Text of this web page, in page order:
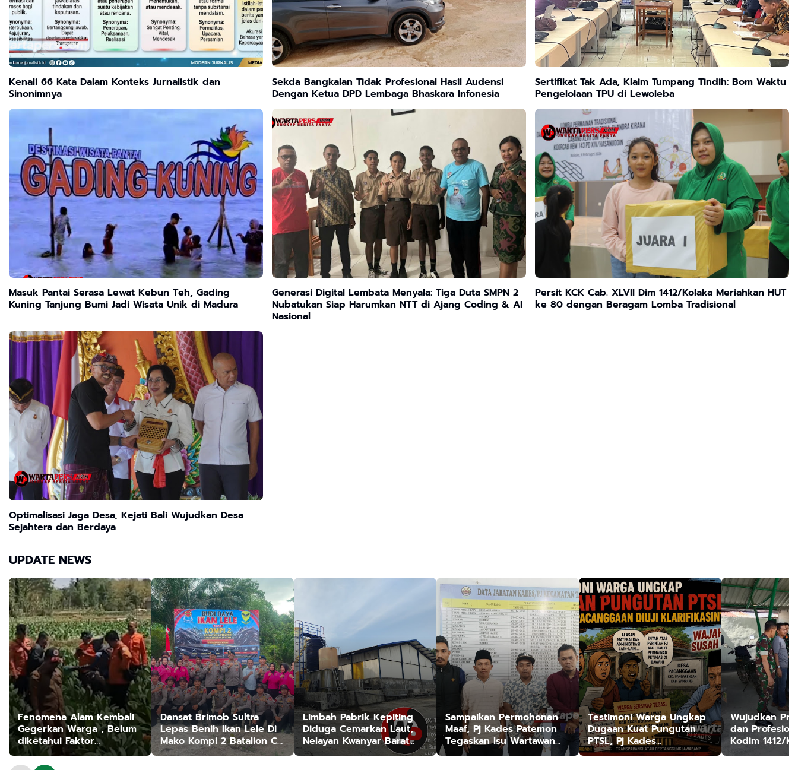
Kenali 66 Kata Dalam Konteks Jurnalistik dan
Sinonimnya
Sekda Bangkalan Tidak Profesional Hasil Audensi
Dengan Ketua DPD Lembaga Bhaskara Infonesia
Sertifikat Tak Ada, Klaim Tumpang Tindih: Bom Waktu
Pengelolaan TPU di Lewoleba
Masuk Pantai Serasa Lewat Kebun Teh, Gading
Kuning Tanjung Bumi Jadi Wisata Unik di Madura
Generasi Digital Lembata Menyala: Tiga Duta SMPN 2
Nubatukan Siap Harumkan NTT di Ajang Coding & AI
Nasional
Persit KCK Cab. XLVII Dim 1412/Kolaka Meriahkan HUT
ke 80 dengan Beragam Lomba Tradisional
Optimalisasi Jaga Desa, Kejati Bali Wujudkan Desa
Sejahtera dan Berdaya
UPDATE NEWS
Fenomena Alam Kembali
Gegerkan Warga , Belum
diketahui Faktor
Penyebab Suara
Dansat Brimob Sultra
Lepas Benih Ikan Lele Di
Mako Kompi 2 Batalion C
Peloper Dukung
Limbah Pabrik Kepiting
Diduga Cemarkan Laut,
Nelayan Kwanyar Barat
Bangkalan Desak DLH
Sampaikan Permohonan
Maaf, Pj Kades Patemon
Tegaskan Isu Wartawan
Minta Uang Adalah Hoaks
Testimoni Warga Ungkap
Dugaan Kuat Pungutan
PTSL, Pj Kades
Pacanggaan Diuji
Wujudkan
dan
Kodim 1412/
Helm dan